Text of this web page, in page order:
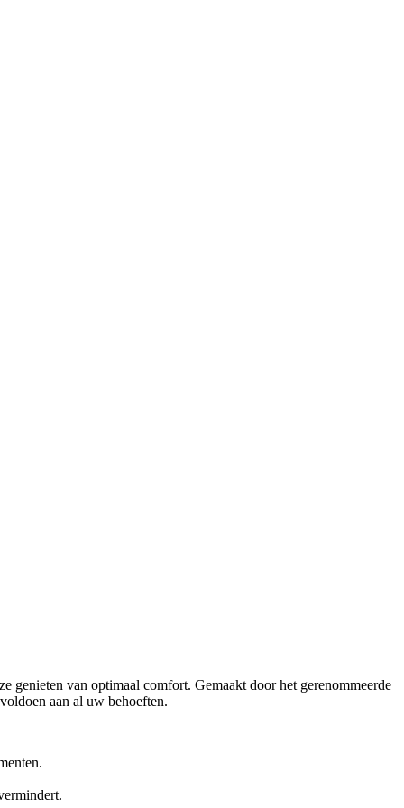
van optimaal comfort. Gemaakt door het gerenommeerde
aan al uw behoeften.